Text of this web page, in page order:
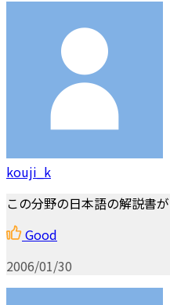
kouji_k
この分野の日本語の解説書
Good
2006/01/30